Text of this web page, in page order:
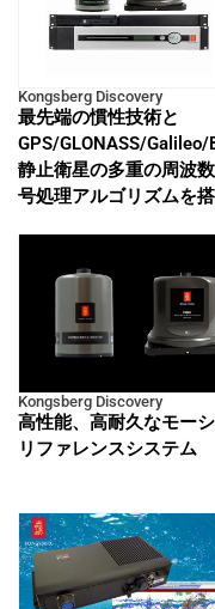
Kongsberg Discovery
最先端の慣性技術と
GPS/GLONASS/
静止衛星の多重の周波
号処理アルゴリズムを
Kongsberg Discovery
高性能、高耐久なモー
リファレンスシステム